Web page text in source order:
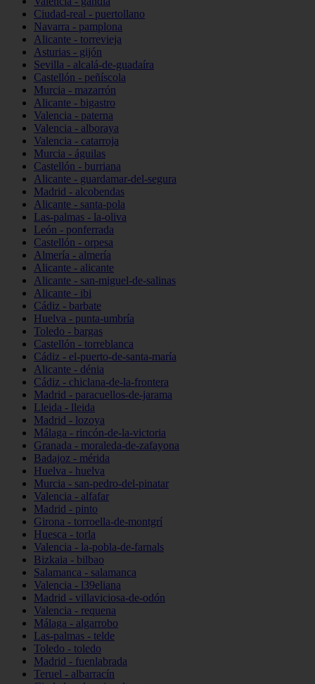
Ciudad-real - puertollano
Navarra - pamplona
Alicante - torrevieja
Asturias - gijón
Sevilla - alcalá-de-guadaíra
Castellón - peñíscola
Murcia - mazarrón
Alicante - bigastro
Valencia - paterna
Valencia - alboraya
Valencia - catarroja
Murcia - águilas
Castellón - burriana
Alicante - guardamar-del-segura
Madrid - alcobendas
Alicante - santa-pola
Las-palmas - la-oliva
León - ponferrada
Castellón - orpesa
Almería - almería
Alicante - alicante
Alicante - san-miguel-de-salinas
Alicante - ibi
Cádiz - barbate
Huelva - punta-umbría
Toledo - bargas
Castellón - torreblanca
Cádiz - el-puerto-de-santa-maría
Alicante - dénia
Cádiz - chiclana-de-la-frontera
Madrid - paracuellos-de-jarama
Lleida - lleida
Madrid - lozoya
Málaga - rincón-de-la-victoria
Granada - moraleda-de-zafayona
Badajoz - mérida
Huelva - huelva
Murcia - san-pedro-del-pinatar
Valencia - alfafar
Madrid - pinto
Girona - torroella-de-montgrí
Huesca - torla
Valencia - la-pobla-de-farnals
Bizkaia - bilbao
Salamanca - salamanca
Valencia - l39eliana
Madrid - villaviciosa-de-odón
Valencia - requena
Málaga - algarrobo
Las-palmas - telde
Toledo - toledo
Madrid - fuenlabrada
Teruel - albarracín